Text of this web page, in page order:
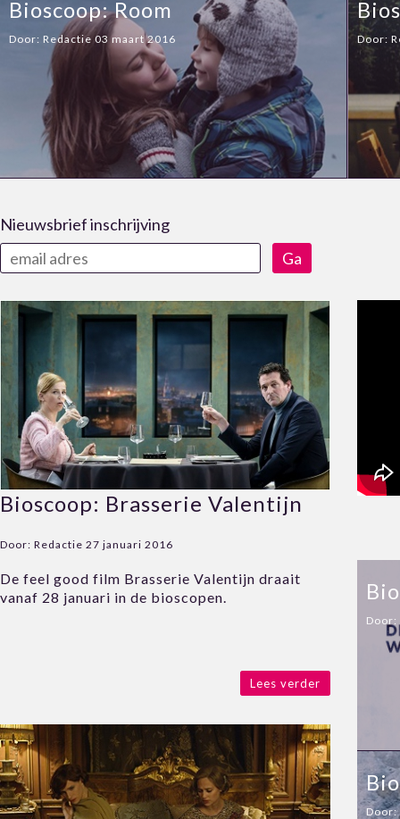
Bioscoop: Room
Door: Redactie 03 maart 2016 Door:
Nieuwsbrief inschrijving
Bioscoop: Brasserie Valentijn
Door: Redactie 27 januari 2016
De feel good film Brasserie Valentijn draait
vanaf 28 januari in de bioscopen.
Lees verder
Door:
Door: